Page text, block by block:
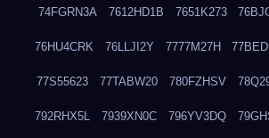
74FGRN3A 7612HD1B 7651K273
76HU4CRK 76LLJI2Y 7777M27H
77S55623 77TABW20 780FZHSV
792RHX5L 7939XN0C 796YV3DQ